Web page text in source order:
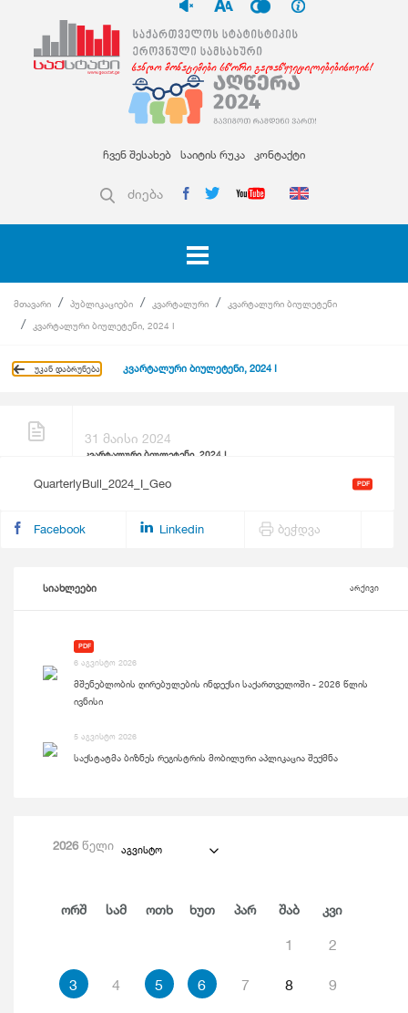
ჩვენ შესახებ საიტის რუკა კონტაქტი
ძიება
მთავარი პუბლიკაციები კვარტალური
კვარტალური ბიულეტენი
კვარტალური ბიულეტენი, 2024 I
უკან დაბრუნება კვარტალური ბიულეტენი, 2024 I
კვარტალური ბიულეტენი, 2024 I
31 მაისი 2024
QuarterlyBull_2024_I_Geo PDF
Facebook Linkedin ბეჭდვა
სიახლეები არქივი
PDF
6 აგვისტო 2026
მშენებლობის ღირებულების ინდექსი საქართველოში - 2026 წლის
ივნისი
5 აგვისტო 2026
საქსტატმა ბიზნეს რეგისტრის მობილური აპლიკაცია შექმნა
2026წელი აგვისტო
Ორშ Სამ Ოთხ Ხუთ Პარ Შაბ Კვი
1 2
3 4 5 6 7 8 9